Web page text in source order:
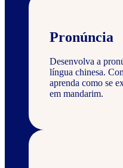
Pronúncia
Desenvolva a
língua chinesa.
aprenda como se
em mandarim.